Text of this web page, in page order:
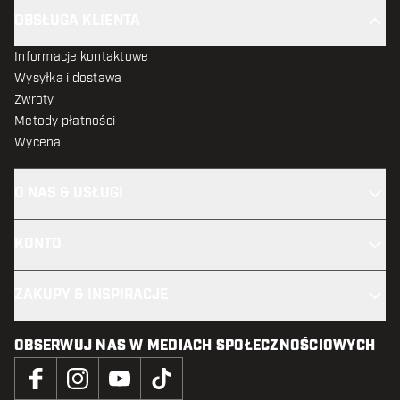
Informacje kontaktowe
Wysyłka i dostawa
Zwroty
Metody płatności
Wycena
OBSERWUJ NAS W MEDIACH SPOŁECZNOŚCIOWYCH